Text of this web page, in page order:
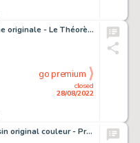
Goffin, Alain - Planche originale - Le Théorème de Morcom - (1992)
closed
28/08/2022
go premium
Berlion, Olivier - Dessin original couleur - Projet de couverture - Agata T2 - Broadway - (2019)